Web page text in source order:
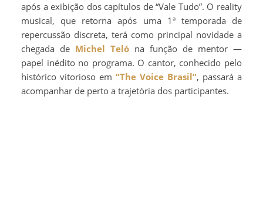
após a exibição dos capítulos de “Vale Tudo”. O reality
musical, que retorna após uma 1ª temporada de
repercussão discreta, terá como principal novidade a
chegada de Michel Teló na função de mentor —
papel inédito no programa. O cantor, conhecido pelo
histórico vitorioso em “The Voice Brasil”, passará a
acompanhar de perto a trajetória dos participantes.